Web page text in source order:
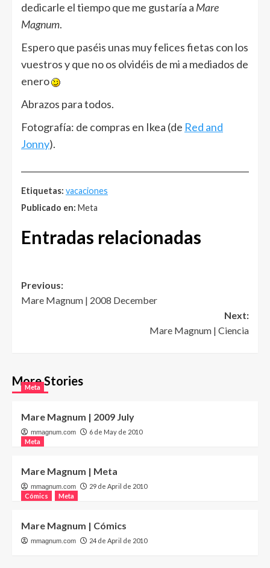
dedicarle el tiempo que me gustaría a Mare
Magnum.
Espero que paséis unas muy felices fietas con los
vuestros y que no os olvidéis de mi a mediados de
enero
Abrazos para todos.
Fotografía: de compras en Ikea (de Red and
Jonny).
Etiquetas: vacaciones
Publicado en: Meta
Entradas relacionadas
Post
navigation
Previous:
Mare Magnum | 2008 December
Next:
Mare Magnum | Ciencia
More Stories
Meta
Mare Magnum | 2009 July
mmagnum.com
6 de May de 2010
Meta
Mare Magnum | Meta
mmagnum.com
29 de April de 2010
Cómics
Meta
Mare Magnum | Cómics
mmagnum.com 24 de April de 2010